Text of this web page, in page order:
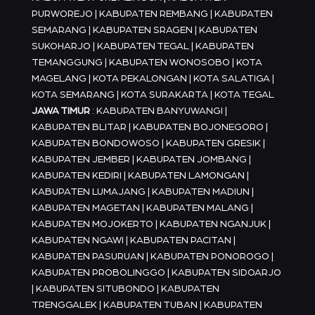
PURWOREJO | KABUPATEN REMBANG | KABUPATEN
SEMARANG | KABUPATEN SRAGEN | KABUPATEN
SUKOHARJO | KABUPATEN TEGAL | KABUPATEN
TEMANGGUNG | KABUPATEN WONOSOBO | KOTA
MAGELANG | KOTA PEKALONGAN | KOTA SALATIGA |
KOTA SEMARANG | KOTA SURAKARTA | KOTA TEGAL
JAWA TIMUR: KABUPATEN BANYUWANGI |
KABUPATEN BLITAR | KABUPATEN BOJONEGORO |
KABUPATEN BONDOWOSO | KABUPATEN GRESIK |
KABUPATEN JEMBER | KABUPATEN JOMBANG |
KABUPATEN KEDIRI | KABUPATEN LAMONGAN |
KABUPATEN LUMAJANG | KABUPATEN MADIUN |
KABUPATEN MAGETAN | KABUPATEN MALANG |
KABUPATEN MOJOKERTO | KABUPATEN NGANJUK |
KABUPATEN NGAWI | KABUPATEN PACITAN |
KABUPATEN PASURUAN | KABUPATEN PONOROGO |
KABUPATEN PROBOLINGGO | KABUPATEN SIDOARJO
| KABUPATEN SITUBONDO | KABUPATEN
TRENGGALEK | KABUPATEN TUBAN | KABUPATEN